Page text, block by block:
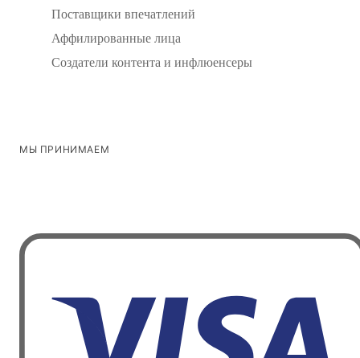
Поставщики впечатлений
Аффилированные лица
Создатели контента и инфлюенсеры
МЫ ПРИНИМАЕМ